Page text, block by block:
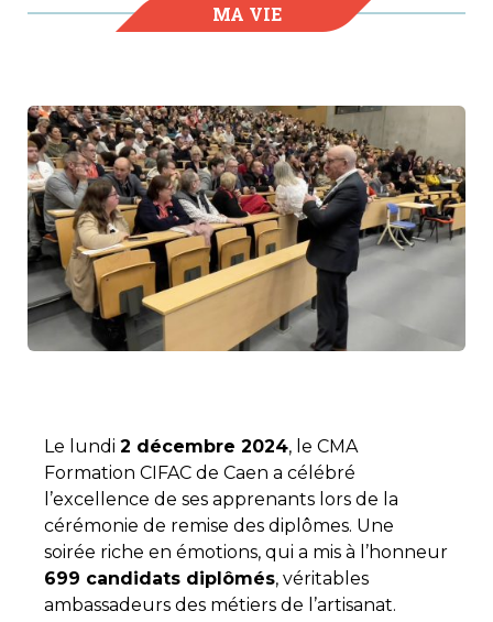
MA VIE
D'APPRENANT.E
Le lundi 2 décembre 2024, le CMA
Formation CIFAC de Caen a célébré
l’excellence de ses apprenants lors de la
cérémonie de remise des diplômes. Une
soirée riche en émotions, qui a mis à l’honneur
699 candidats diplômés, véritables
ambassadeurs des métiers de l’artisanat.